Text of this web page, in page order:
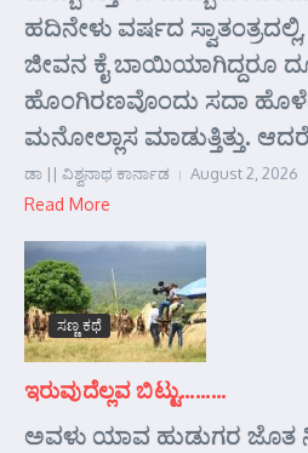
ಹದಿನೇಳು ವರ್ಷದ
ಜೀವನ ಕೈ ಬಾಯಿಯಾಗಿದ್ದರೂ
ಹೊಂಗಿರಣವೊಂದು ಸದಾ
ಮನೋಲ್ಲಾಸ ಮಾಡುತ್ತಿತ್ತು.
ಡಾ || ವಿಶ್ವನಾಥ ಕಾರ್ನಾಡ August 2, 2026
Read More
ಸಣ್ಣ ಕಥೆ
ಇರುವುದೆಲ್ಲವ ಬಿಟ್ಟು………
ಅವಳು ಯಾವ ಹುಡುಗರ ಜೊತ